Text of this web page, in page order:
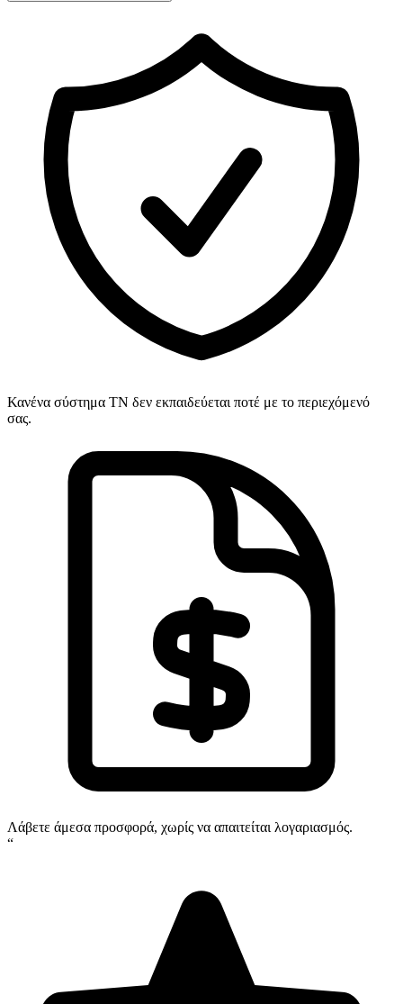
Κανένα σύστημα ΤΝ δεν εκπαιδεύεται ποτέ με το περιεχόμενό
σας.
Λάβετε άμεσα προσφορά, χωρίς να απαιτείται λογαριασμός.
“